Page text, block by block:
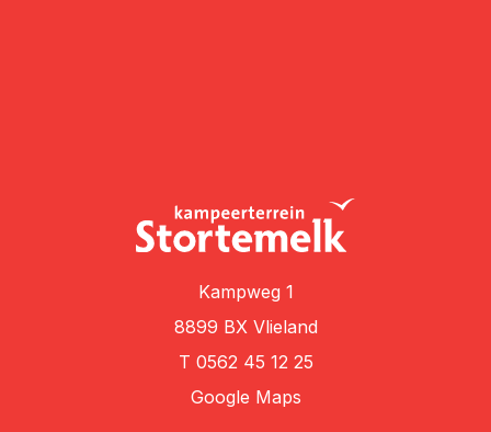
Kampweg 1
8899 BX Vlieland
T 0562 45 12 25
Google Maps